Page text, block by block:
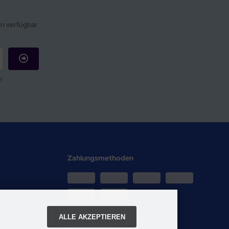
verfügbar
Zahlungsmethoden
Social Media
ALLE AKZEPTIEREN